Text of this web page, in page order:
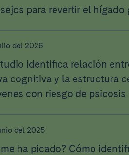
para revertir el hígado
del 2026
identifica relación
cognitiva y la estructura
con riesgo de psicosis
del 2025
me ha picado? Cómo